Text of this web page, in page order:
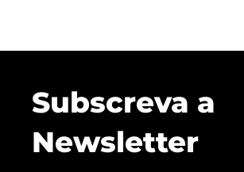
Subscreva a
Newsletter